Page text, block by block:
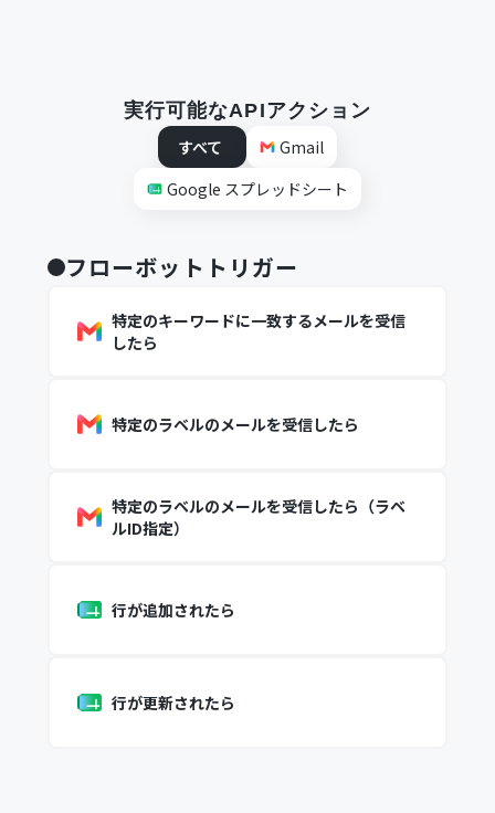
実行可能なAPIアクション
すべて
Gmail
Google スプレッドシート
フローボットトリガー
特定のキーワードに一致するメールを受信
したら
特定のラベルのメールを受信したら
特定のラベルのメールを受信したら（ラベ
ルID指定）
行が追加されたら
行が更新されたら